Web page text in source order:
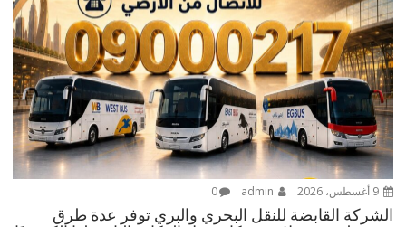
9 أغسطس، 2026 0
الشركة القابضة للنقل البحري والبري توفر عدة طرق